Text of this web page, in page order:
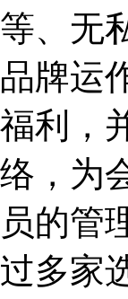
等、无
品牌运
福利，
络，为
员的管
过多家